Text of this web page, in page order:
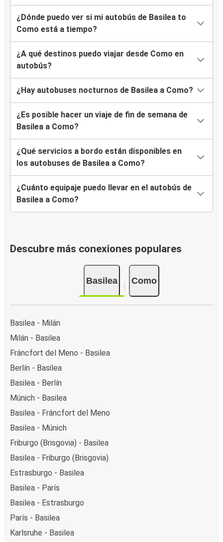
¿Dónde puedo ver si mi autobús de Basilea to
Como está a tiempo?
¿A qué destinos puedo viajar desde Como en
autobús?
¿Hay autobuses nocturnos de Basilea a Como?
¿Es posible hacer un viaje de fin de semana de
Basilea a Como?
¿Qué servicios a bordo están disponibles en
los autobuses de Basilea a Como?
¿Cuánto equipaje puedo llevar en el autobús de
Basilea a Como?
Descubre más conexiones populares
Basilea Como
Basilea - Milán
Milán - Basilea
Fráncfort del Meno - Basilea
Berlín - Basilea
Basilea - Berlín
Múnich - Basilea
Basilea - Fráncfort del Meno
Basilea - Múnich
Friburgo (Brisgovia) - Basilea
Basilea - Friburgo (Brisgovia)
Estrasburgo - Basilea
Basilea - París
Basilea - Estrasburgo
París - Basilea
Karlsruhe - Basilea